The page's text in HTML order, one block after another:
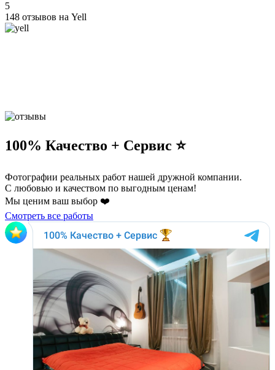
5
148 отзывов на Yell
100% Качество + Сервис ⭐️
Фотографии реальных работ нашей дружной компании.
С любовью и качеством по выгодным ценам!
Мы ценим ваш выбор ❤️
Смотреть все работы